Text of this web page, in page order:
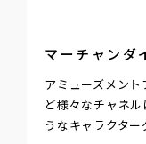
マーチャンダ
アミューズメン
ど様々なチャネ
うなキャラクター